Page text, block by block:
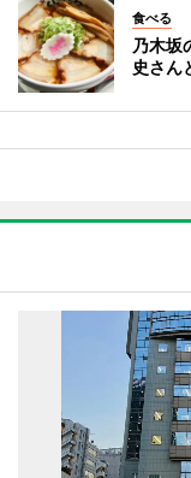
食べる
乃木坂
史さん